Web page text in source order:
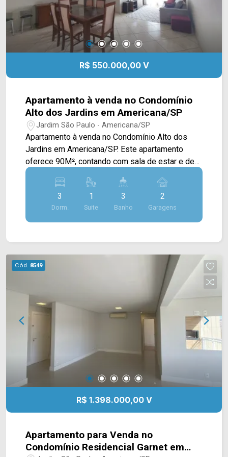
R$ 550.000,00 V
Apartamento à venda no Condomínio
Alto dos Jardins em Americana/SP
Jardim São Paulo - Americana/SP
Apartamento à venda no Condomínio Alto dos
Jardins em Americana/SP. Este apartamento
oferece 90M², contando com sala de estar e de
jantar integradas, cozinha planejada, quartos
planejados, sacada vista livre e área de serviço
com banheiro. > 03 quartos, sendo 01 suíte; > 03
banheiros, sendo 01 social e 01 de serviço; > 02
vagas de garagem, 1 coberta *Aceita
próximo à Av. de Cillo, Rua Florindo Cibin, Av.
Brasil e Rod. Luiz de Queiroz, contém fácil
acesso ao Centro. Esta região conta com
restaurantes, supermercados, Clube do Bosque,
Sam`s Club e Prefeitura. Entre em contato com a
equipe da Arbix Imóveis e agende a sua visita!!
WhatsApp e Telefone: (19) 3475-4546 ARBIX
IMÓVEIS - Presente em cada mudança!
3
Dorm.
1
Suite
3
Banho
2
Garagens
Cód. 8549
R$ 1.398.000,00 V
Apartamento para Venda no
Condomínio Residencial Garnet em